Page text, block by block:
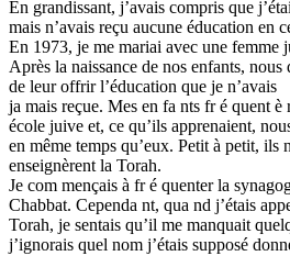
En grandissant, j’avais compris que
mais n’avais reçu aucune éducation en
En 1973, je me mariai avec une femme
Après la naissance de nos enfants, nous
de leur offrir l’éducation que je n’avais
ja mais reçue. Mes en fa nts fr é quent è
école juive et, ce qu’ils apprenaient,
en même temps qu’eux. Petit à petit, ils
enseignèrent la Torah.
Je com mençais à fr é quenter la
Chabbat. Cependa nt, qua nd j’étais
Torah, je sentais qu’il me manquait
j’ignorais quel nom j’étais supposé